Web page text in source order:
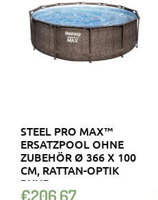
STEEL PRO MAX™
ERSATZPOOL OHNE
ZUBEHÖR Ø 366 X 100
CM, RATTAN-OPTIK
RUND
€206.67